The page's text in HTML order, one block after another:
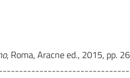
, Roma, Aracne ed., 2015, pp.